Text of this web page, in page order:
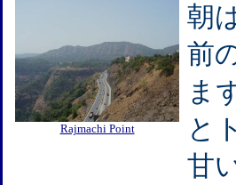
Rajmachi Point
朝
前
ま
と
甘